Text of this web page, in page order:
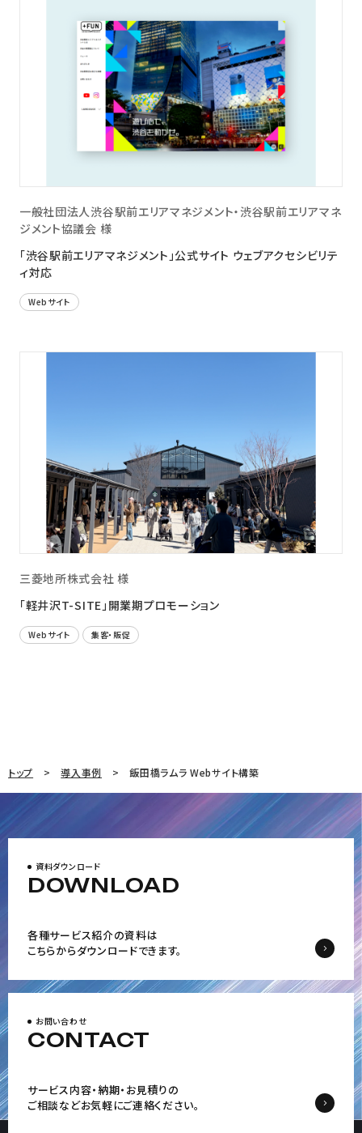
一般社団法人渋谷駅前エリアマネジメント・渋谷駅前エリアマネ
ジメント協議会 様
「渋谷駅前エリアマネジメント」公式サイト ウェブアクセシビリテ
ィ対応
Webサイト
三菱地所株式会社 様
「軽井沢T-SITE」開業期プロモーション
Webサイト 集客・販促
トップ 導入事例 飯田橋ラムラ Webサイト構築
資料ダウンロード
DOWNLOAD
各種サービス紹介の資料は
こちらからダウンロードできます。
お問い合わせ
CONTACT
サービス内容・納期・お見積りの
ご相談などお気軽にご連絡ください。